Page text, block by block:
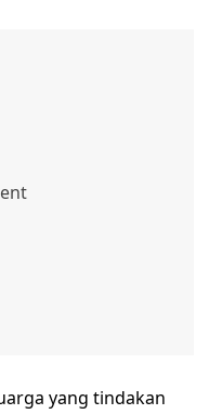
yang tindakan